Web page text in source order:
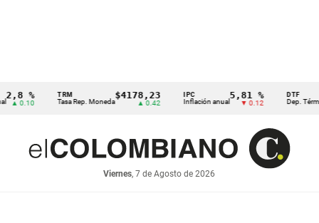
%
Tasa Rep. Moneda
$4178,23
▲ 0.42 Inflación anual
5,81 %
▼ 0.12 Dep. Término
Viernes, 7 de Agosto de 2026